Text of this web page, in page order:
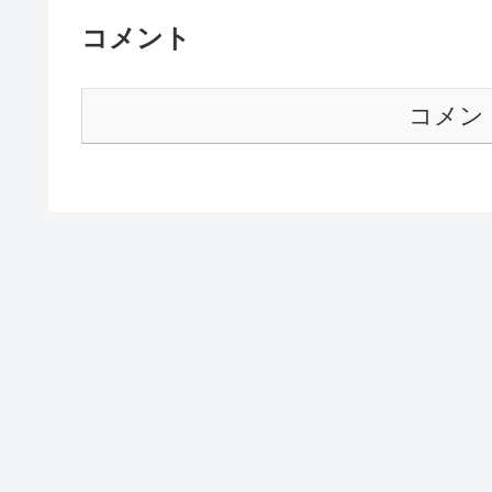
コメント
コメン